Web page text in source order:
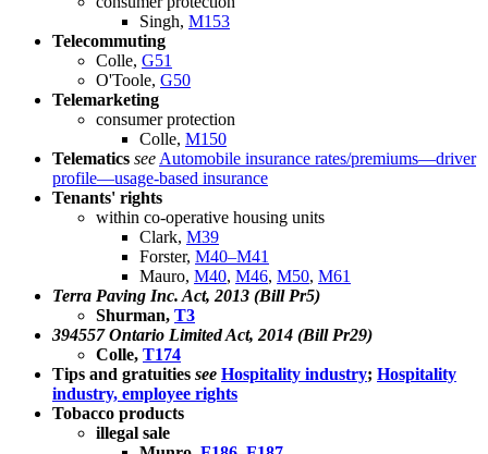
Singh, M153
Telecommuting
Colle, G51
O'Toole, G50
Telemarketing
consumer protection
Colle, M150
Telematics see Automobile insurance rates/premiums—driver
profile—usage-based insurance
Tenants' rights
within co-operative housing units
Clark, M39
Forster, M40–M41
Mauro, M40, M46, M50, M61
Terra Paving Inc. Act, 2013 (Bill Pr5)
Shurman, T3
394557 Ontario Limited Act, 2014 (Bill Pr29)
Colle, T174
Tips and gratuities see Hospitality industry; Hospitality
industry, employee rights
Tobacco products
illegal sale